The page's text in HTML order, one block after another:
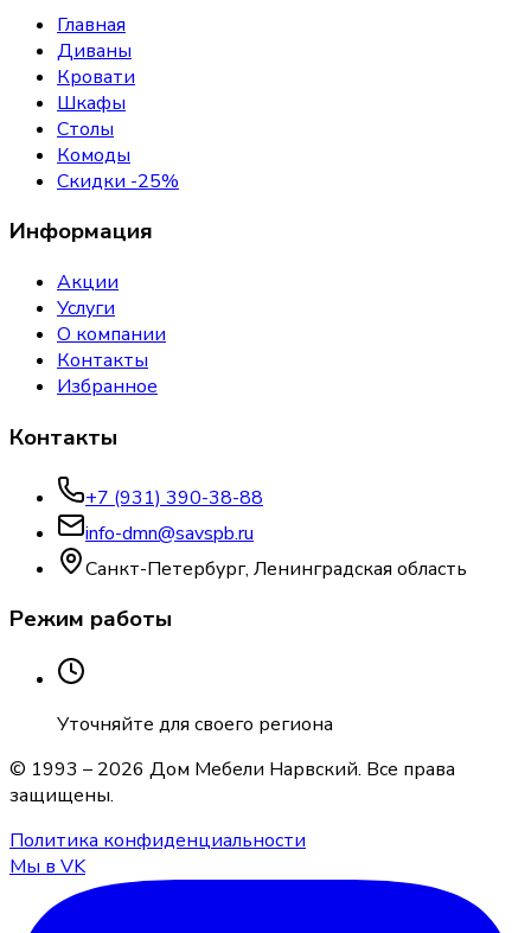
Главная
Диваны
Кровати
Шкафы
Столы
Комоды
Скидки -25%
Информация
Акции
Услуги
О компании
Контакты
Избранное
Контакты
+7 (931) 390-38-88
info-dmn@savspb.ru
Санкт-Петербург, Ленинградская область
Режим работы
Уточняйте для своего региона
© 1993 – 2026 Дом Мебели Нарвский. Все права
защищены.
Политика конфиденциальности
Мы в VK